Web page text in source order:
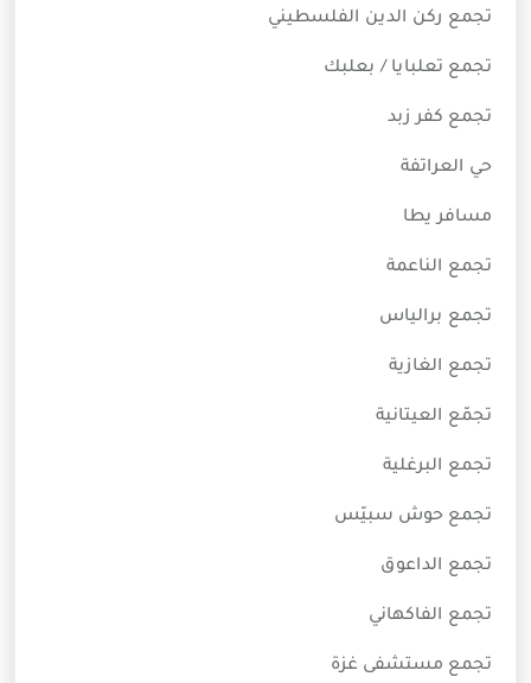
تجمع ركن الدين الفلسطيني
تجمع تعلبايا / بعلبك
تجمع كفر زبد
حي العراتفة
مسافر يطا
تجمع الناعمة
تجمع برالياس
تجمع الغازية
تجمّع العيتانية
تجمع البرغلية
تجمع حوش سبيّس
تجمع الداعوق
تجمع الفاكهاني
تجمع مستشفى غزة